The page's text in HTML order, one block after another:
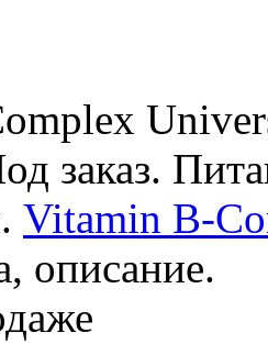
заказ.
Vitamin B-
описание.